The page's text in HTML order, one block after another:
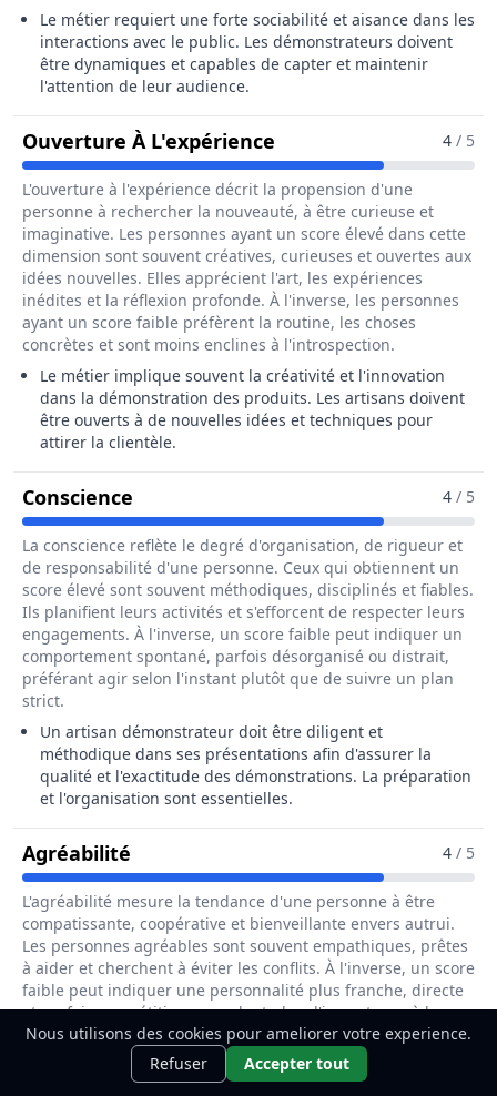
Le métier requiert une forte sociabilité et aisance dans les
interactions avec le public. Les démonstrateurs doivent
être dynamiques et capables de capter et maintenir
l'attention de leur audience.
Ouverture À L'expérience Pour Le Métier De
4 / 5
L'ouverture à l'expérience décrit la propension d'une
personne à rechercher la nouveauté, à être curieuse et
imaginative. Les personnes ayant un score élevé dans cette
dimension sont souvent créatives, curieuses et ouvertes aux
idées nouvelles. Elles apprécient l'art, les expériences
inédites et la réflexion profonde. À l'inverse, les personnes
ayant un score faible préfèrent la routine, les choses
concrètes et sont moins enclines à l'introspection.
Le métier implique souvent la créativité et l'innovation
dans la démonstration des produits. Les artisans doivent
être ouverts à de nouvelles idées et techniques pour
attirer la clientèle.
Conscience Pour Le Métier De Artisan 4 / 5
La conscience reflète le degré d'organisation, de rigueur et
de responsabilité d'une personne. Ceux qui obtiennent un
score élevé sont souvent méthodiques, disciplinés et fiables.
Ils planifient leurs activités et s'efforcent de respecter leurs
engagements. À l'inverse, un score faible peut indiquer un
comportement spontané, parfois désorganisé ou distrait,
préférant agir selon l'instant plutôt que de suivre un plan
strict.
Un artisan démonstrateur doit être diligent et
méthodique dans ses présentations afin d'assurer la
qualité et l'exactitude des démonstrations. La préparation
et l'organisation sont essentielles.
Agréabilité Pour Le Métier De Artisan 4 / 5
L'agréabilité mesure la tendance d'une personne à être
compatissante, coopérative et bienveillante envers autrui.
Les personnes agréables sont souvent empathiques, prêtes
à aider et cherchent à éviter les conflits. À l'inverse, un score
faible peut indiquer une personnalité plus franche, directe
et parfois compétitive, accordant plus d'importance à leurs
besoins qu'à ceux des autres.
La capacité à collaborer et à interagir positivement avec
les clients est cruciale. L'empathie et la bienveillance sont
Ce métier t'intéresse ?Découvre
comment le devenir.
Nous utilisons des cookies pour ameliorer votre experience.
Refuser
Accepter tout